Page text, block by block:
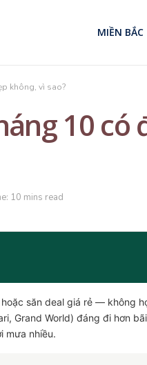
MIỀN BẮC
không, vì sao?
10 có
10 mins read
săn deal giá rẻ — không
Grand World) đáng đi hơn
mưa nhiều.